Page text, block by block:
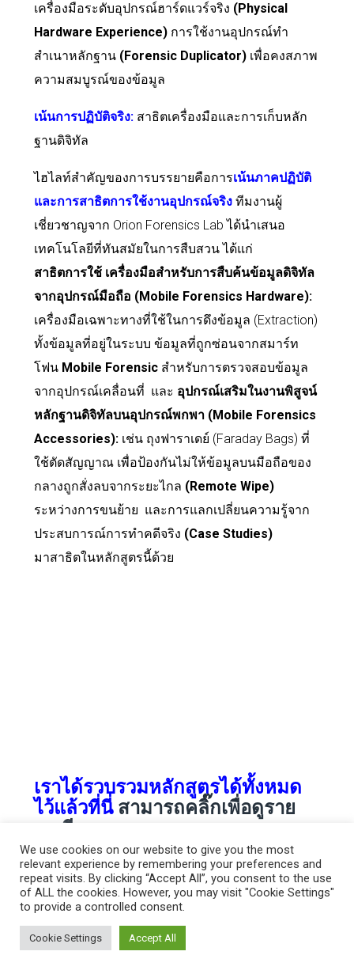
เครื่องมือระดับอุปกรณ์ฮาร์ดแวร์จริง (Physical
Hardware Experience)การใช้งานอุปกรณ์ทำ
สำเนาหลักฐาน (Forensic Duplicator)เพื่อคงสภาพ
ความสมบูรณ์ของข้อมูล
เน้นการปฏิบัติจริง: สาธิตเครื่องมือและการเก็บหลัก
ฐานดิจิทัล
ไฮไลท์สำคัญของการบรรยายคือการเน้นภาคปฏิบัติ
และการสาธิตการใช้งานอุปกรณ์จริงทีมงานผู้
เชี่ยวชาญจาก Orion Forensics Lab ได้นำเสนอ
เทคโนโลยีที่ทันสมัยในการสืบสวน ได้แก่
สาธิตการใช้ เครื่องมือสำหรับการสืบค้นข้อมูลดิจิทัล
จากอุปกรณ์มือถือ (Mobile Forensics Hardware):
เครื่องมือเฉพาะทางที่ใช้ในการดึงข้อมูล (Extraction)
ทั้งข้อมูลที่อยู่ในระบบ ข้อมูลที่ถูกซ่อนจากสมาร์ท
โฟน Mobile Forensic สำหรับการตรวจสอบข้อมูล
จากอุปกรณ์เคลื่อนที่ และ อุปกรณ์เสริมในงานพิสูจน์
หลักฐานดิจิทัลบนอุปกรณ์พกพา (Mobile Forensics
Accessories):เช่น ถุงฟาราเดย์ (Faraday Bags) ที่
ใช้ตัดสัญญาณ เพื่อป้องกันไม่ให้ข้อมูลบนมือถือของ
กลางถูกสั่งลบจากระยะไกล (Remote Wipe)
ระหว่างการขนย้าย และการแลกเปลี่ยนความรู้จาก
ประสบการณ์การทำคดีจริง (Case Studies)
มาสาธิตในหลักสูตรนี้ด้วย
เราได้รวบรวมหลักสูตรได้ทั้งหมด
ไว้แล้วที่นี่สามารถคลิ๊กเพื่อดูราย
ละเอียด
เบอร์มือถือ : 089-960-5080
เบอร์บริษัท : 02-714-3801-3 ต่อ Hi-Tech Team
อีเมล :
We use cookies on our website to give you the most
relevant experience by remembering your preferences and
repeat visits. By clicking “Accept All”, you consent to the use
of ALL the cookies. However, you may visit "Cookie Settings"
to provide a controlled consent.
Cookie Settings Accept All